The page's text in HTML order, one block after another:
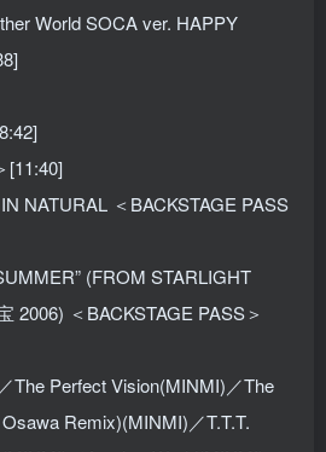
World SOCA ver. HAPPY
[11:40]
NATURAL ＜BACKSTAGE PASS
(FROM STARLIGHT
2006) ＜BACKSTAGE PASS＞
Perfect Vision(MINMI)／The
Remix)(MINMI)／T.T.T.